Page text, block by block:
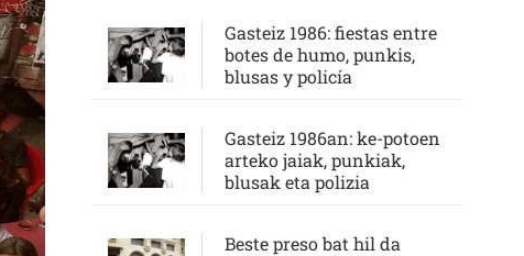
Gasteiz 1986: fiestas entre
botes de humo, punkis,
blusas y policía
Gasteiz 1986an: ke-potoen
arteko jaiak, punkiak,
blusak eta polizia
Beste preso bat hil da